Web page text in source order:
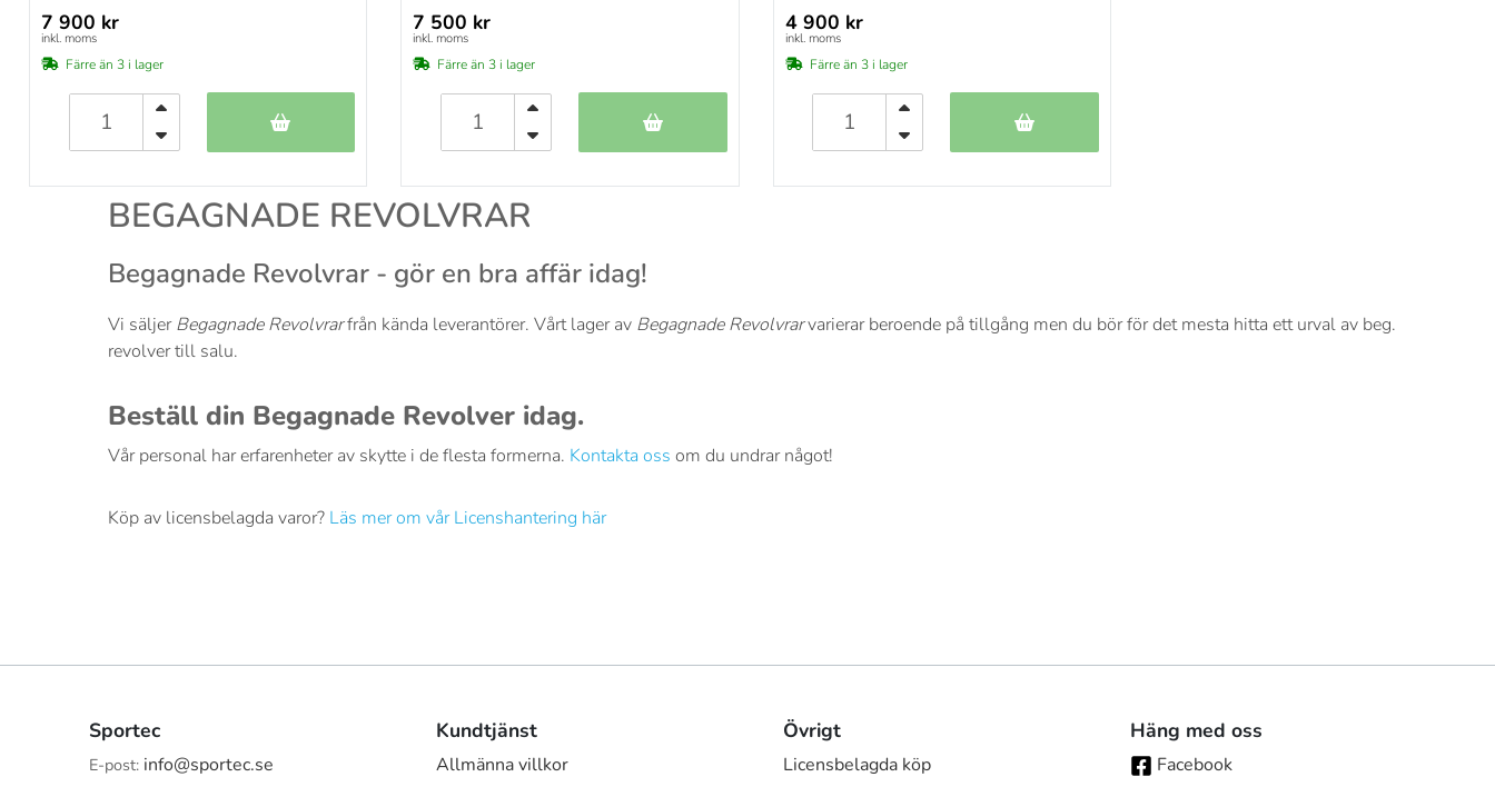
7 900 kr
inkl. moms
Färre än 3 i lager
7 500 kr
inkl. moms
Färre än 3 i lager
4 900 kr
inkl. moms
Färre än 3 i lager
BEGAGNADE REVOLVRAR
Begagnade Revolvrar - gör en bra affär idag!
Vi säljerBegagnade Revolvrarfrån kända leverantörer. Vårt lager av Begagnade Revolvrarvarierar beroende på tillgång men du bör för det mesta hitta ett urval av beg.
revolver till salu.
Beställ din Begagnade Revolver idag.
Vår personal har erfarenheter av skytte i de flesta formerna. Kontakta oss om du undrar något!
Köp av licensbelagda varor? Läs mer om vår Licenshantering här
Sportec
E-post: info@sportec.se
Kundtjänst
Allmänna villkor
Övrigt
Licensbelagda köp
Häng med oss
Facebook